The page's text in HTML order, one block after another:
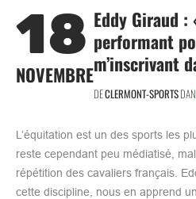
18
NOVEMBRE
Eddy Giraud
performant
m’inscrivant
DECLERMONT-SPORTS
L’équitation est un des sports les
reste cependant peu médiatisé,
répétition des cavaliers français.
cette discipline, nous en apprend